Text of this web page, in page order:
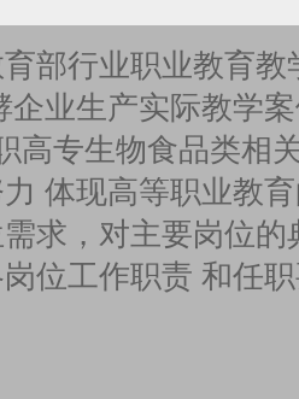
部行业职业教育
企业生产实际教学
高专生物食品类相
体现高等职业教
求，对主要岗位
位工作职责 和任